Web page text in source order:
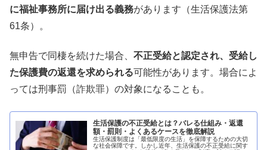
に福祉事務所に届け出る義務があります（生活保護法第
61条）。
無申告で同棲を続けた場合、 不正受給と認定され、受給し
た保護費の返還を求められる可能性があります。場合によ
っては刑事罰（詐欺罪）の対象になることも。
生活保護の不正受給とは？バレる仕組み・返還
額・罰則・よくあるケースを徹底解説
生活保護制度は「最低限度の生活」を保障するための大切
な社会保障です。しかし近年、生活保護の不正受給に関す